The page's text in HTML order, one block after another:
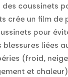
des coussinets
crée un film de
pour
blessures liées
(froid,
et